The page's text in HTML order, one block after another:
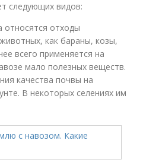
следующих видов:
относятся отходы
как бараны, козы,
всего применяется на
мало полезных веществ.
качества почвы на
В некоторых селениях им